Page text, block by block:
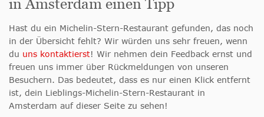
in Amsterdam einen Tipp
Hast du ein Michelin-Stern-Restaurant gefunden, das noch
in der Übersicht fehlt? Wir würden uns sehr freuen, wenn
du uns kontaktierst! Wir nehmen dein Feedback ernst und
freuen uns immer über Rückmeldungen von unseren
Besuchern. Das bedeutet, dass es nur einen Klick entfernt
ist, dein Lieblings-Michelin-Stern-Restaurant in
Amsterdam auf dieser Seite zu sehen!